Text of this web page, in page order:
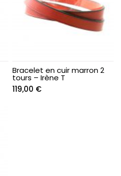
Bracelet en cuir marron 2
tours – Irène T
119,00 €